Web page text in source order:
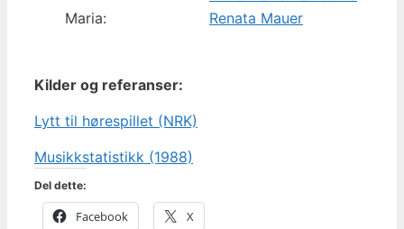
Maria:
Renata Mauer
Kilder og referanser:
Lytt til hørespillet (NRK)
Musikkstatistikk (1988)
Del dette:
Facebook X